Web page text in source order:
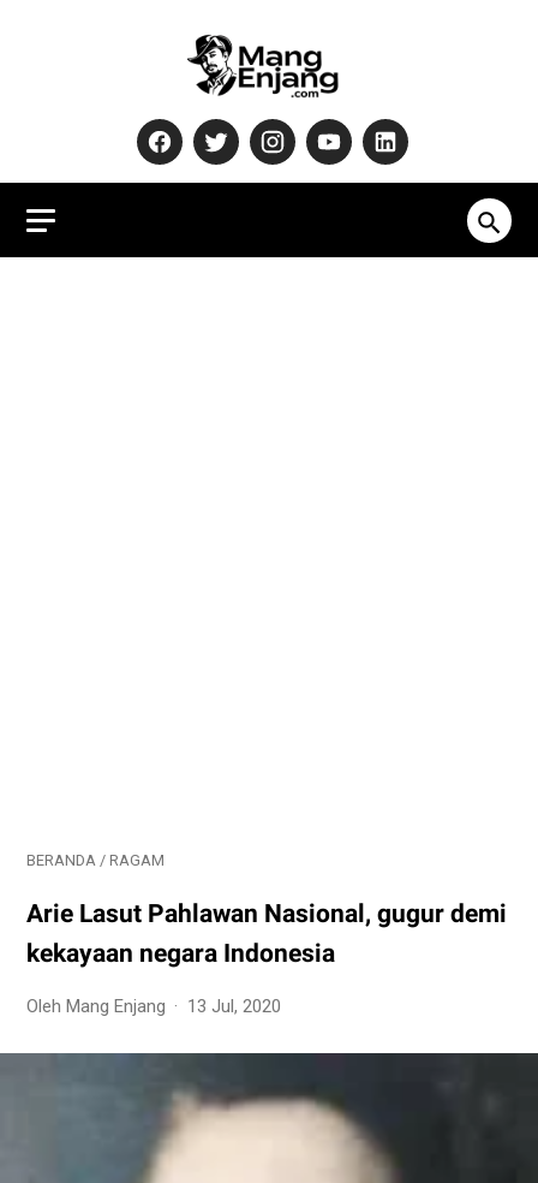
BERANDA / RAGAM
Arie Lasut Pahlawan Nasional, gugur demi
kekayaan negara Indonesia
Oleh Mang Enjang 13 Jul, 2020